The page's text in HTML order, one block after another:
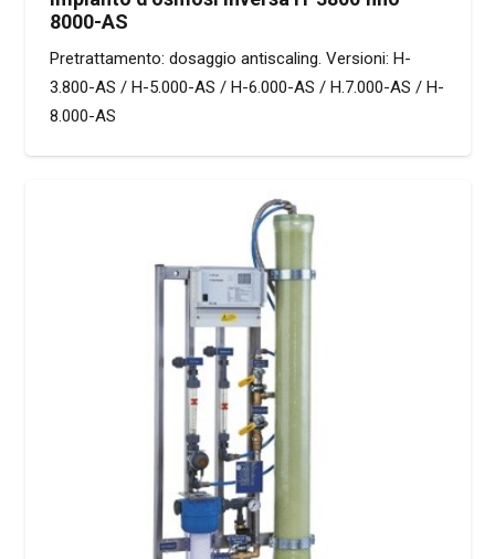
8000-AS
Pretrattamento: dosaggio antiscaling. Versioni: H-
3.800-AS / H-5.000-AS / H-6.000-AS / H.7.000-AS / H-
8.000-AS